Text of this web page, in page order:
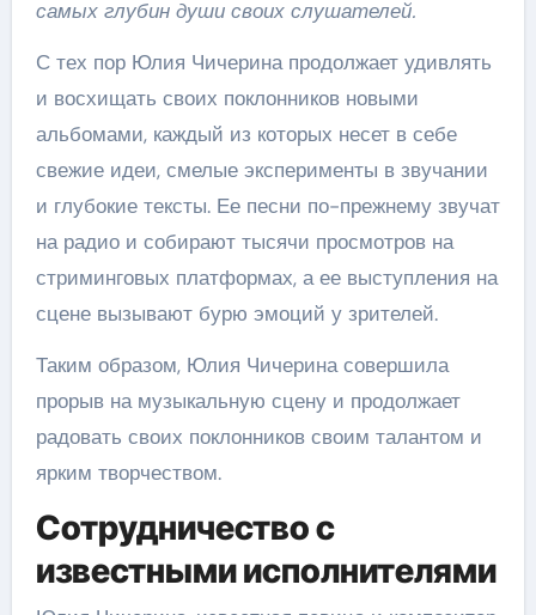
самых глубин души своих слушателей.
С тех пор Юлия Чичерина продолжает удивлять
и восхищать своих поклонников новыми
альбомами, каждый из которых несет в себе
свежие идеи, смелые эксперименты в звучании
и глубокие тексты. Ее песни по-прежнему звучат
на радио и собирают тысячи просмотров на
стриминговых платформах, а ее выступления на
сцене вызывают бурю эмоций у зрителей.
Таким образом, Юлия Чичерина совершила
прорыв на музыкальную сцену и продолжает
радовать своих поклонников своим талантом и
ярким творчеством.
Сотрудничество с
известными исполнителями